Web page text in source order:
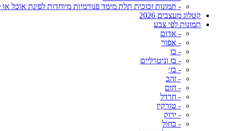
- תמונות זכוכית תלת מימד פנורמיות מיוחדות לפינת אוכל או
קטלוג מעצבים 2026
תמונות לפי צבע
- אדום
- אפור
- בז
- בז וניטרליים
- בז׳
- זהב
- חום
- חרדל
- טורקיז
- ירוק
- כחול